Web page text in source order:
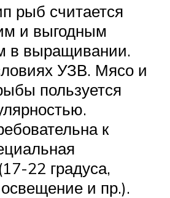
рыб считается
и выгодным
в выращивании.
УЗВ. Мясо и
пользуется
к
22 градуса,
и пр.).